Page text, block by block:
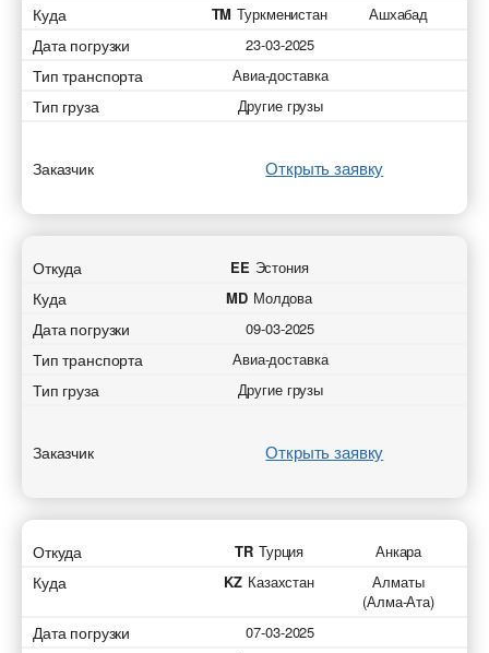
Куда TM Туркменистан Ашхабад
Дата погрузки 23-03-2025
Тип транспорта Авиа-доставка
Тип груза Другие грузы
Заказчик Открыть заявку
Откуда EE Эстония
Куда MD Молдова
Дата погрузки 09-03-2025
Тип транспорта Авиа-доставка
Тип груза Другие грузы
Заказчик Открыть заявку
Откуда TR Турция Анкара
Куда KZ Казахстан
Алматы
(Алма-Ата)
Дата погрузки 07-03-2025